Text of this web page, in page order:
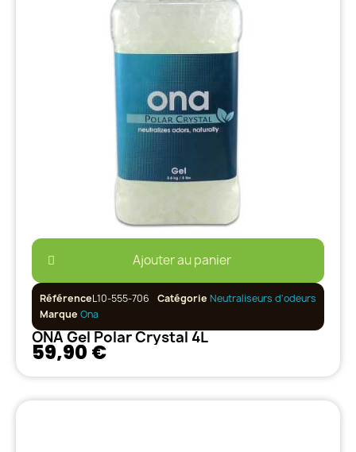
Ajouter au panier
RéférenceL10-555-706 Catégorie Neutraliseurs d'odeurs
Marque Ona
ONA Gel Polar Crystal 4L
59,90 €